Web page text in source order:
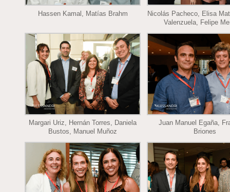
Hassen Kamal, Matías Brahm
Nicolás Pacheco, Elisa
Valenzuela, Felipe
Margari Uriz, Hernán Torres, Daniela
Bustos, Manuel Muñoz
Juan Manuel Egaña,
Briones